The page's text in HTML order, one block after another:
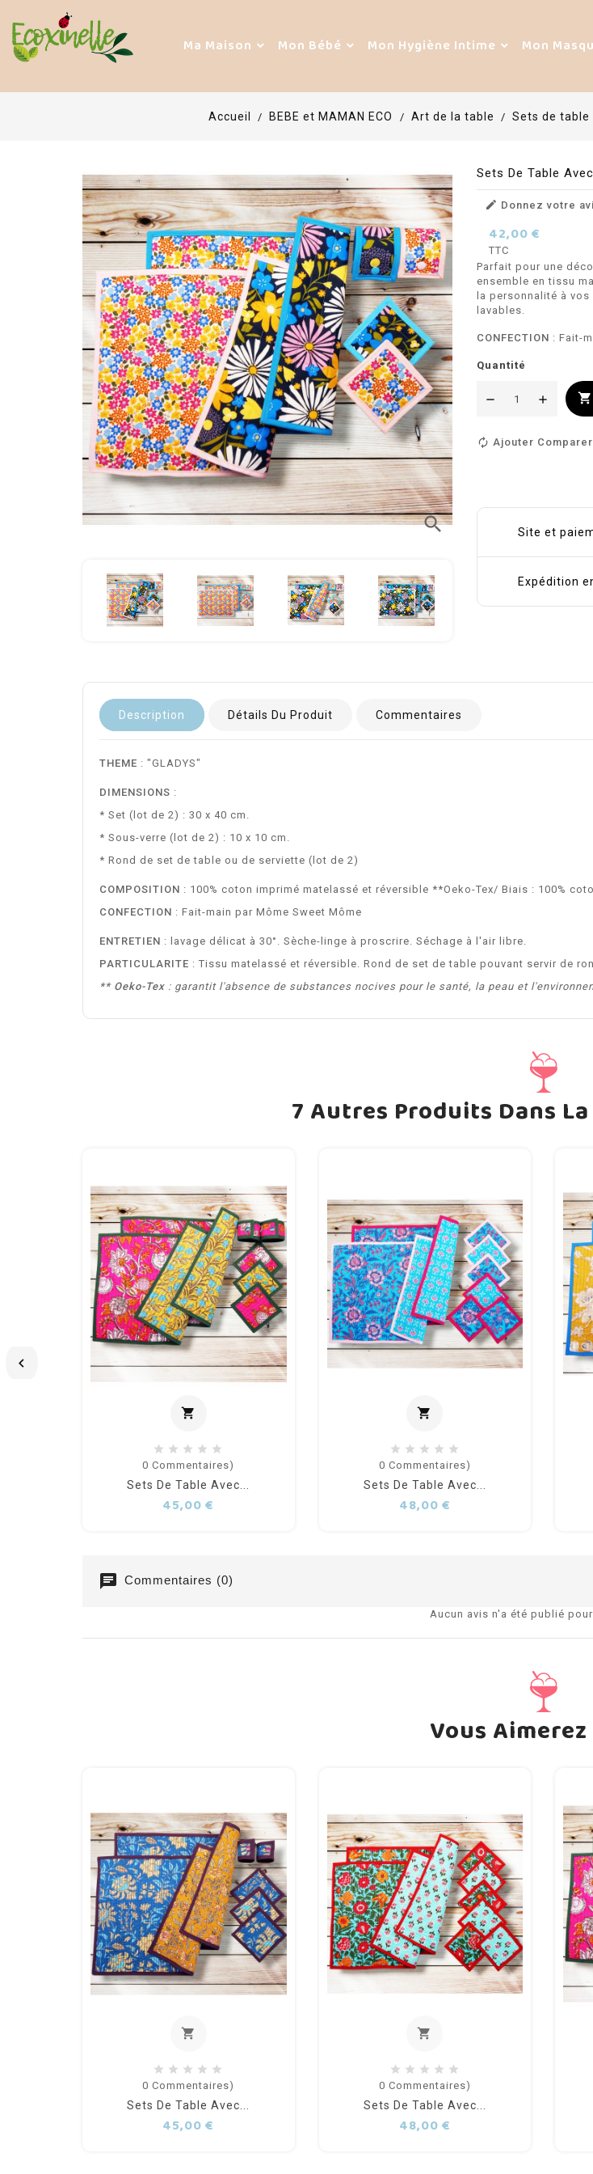
Ma Maison Mon Bébé Mon Hygiène Intime Mon
Accueil BEBE et MAMAN ECO Art de la table Sets de table
search
Sets De Table
 Donnez votre
42,00 €
TTC
Parfait pour une
ensemble en tissu
la personnalité à
lavables.
CONFECTION : Fait-
Quantité

Ajouter Comparer
Site et
Expédition
Description Détails Du Produit Commentaires
THEME : "GLADYS"
DIMENSIONS :
* Set (lot de 2) : 30 x 40 cm.
* Sous-verre (lot de 2) : 10 x 10 cm.
* Rond de set de table ou de serviette (lot de 2)
COMPOSITION : 100% coton imprimé matelassé et réversible **Oeko-Tex/ Biais : 100%
CONFECTION : Fait-main par Môme Sweet Môme
ENTRETIEN : lavage délicat à 30°. Sèche-linge à proscrire. Séchage à l'air libre.
PARTICULARITE : Tissu matelassé et réversible. Rond de set de table pouvant servir de
** Oeko-Tex : garantit l'absence de substances nocives pour le santé, la peau et
7 Autres Produits Dans
shopping_cart
0 Commentaires)
Sets De Table Avec...
45,00 €
shopping_cart
0 Commentaires)
Sets De Table Avec...
48,00 €

chat Commentaires (0)
Aucun avis n'a été publié
Vous
shopping_cart
0 Commentaires)
Sets De Table Avec...
45,00 €
shopping_cart
0 Commentaires)
Sets De Table Avec...
48,00 €